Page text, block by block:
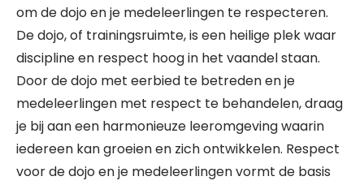
om de dojo en je medeleerlingen te respecteren.
De dojo, of trainingsruimte, is een heilige plek waar
discipline en respect hoog in het vaandel staan.
Door de dojo met eerbied te betreden en je
medeleerlingen met respect te behandelen, draag
je bij aan een harmonieuze leeromgeving waarin
iedereen kan groeien en zich ontwikkelen. Respect
voor de dojo en je medeleerlingen vormt de basis